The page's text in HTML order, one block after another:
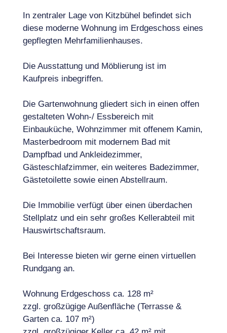
In zentraler Lage von Kitzbühel befindet sich
diese moderne Wohnung im Erdgeschoss eines
gepflegten Mehrfamilienhauses.
Die Ausstattung und Möblierung ist im
Kaufpreis inbegriffen.
Die Gartenwohnung gliedert sich in einen offen
gestalteten Wohn-/ Essbereich mit
Einbauküche, Wohnzimmer mit offenem Kamin,
Masterbedroom mit modernem Bad mit
Dampfbad und Ankleidezimmer,
Gästeschlafzimmer, ein weiteres Badezimmer,
Gästetoilette sowie einen Abstellraum.
Die Immobilie verfügt über einen überdachen
Stellplatz und ein sehr großes Kellerabteil mit
Hauswirtschaftsraum.
Bei Interesse bieten wir gerne einen virtuellen
Rundgang an.
Wohnung Erdgeschoss ca. 128 m²
zzgl. großzügige Außenfläche (Terrasse &
Garten ca. 107 m²)